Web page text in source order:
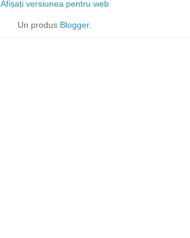
Afișați versiunea pentru web
Un produs Blogger.